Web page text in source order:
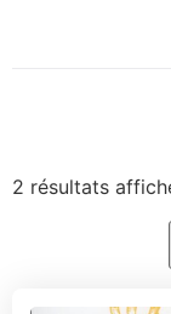
2 résultats